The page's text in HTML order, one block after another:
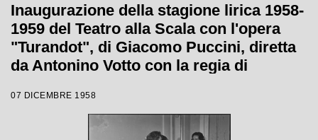
Inaugurazione della stagione lirica 1958-
1959 del Teatro alla Scala con l'opera
"Turandot", di Giacomo Puccini, diretta
da Antonino Votto con la regia di
07 DICEMBRE 1958